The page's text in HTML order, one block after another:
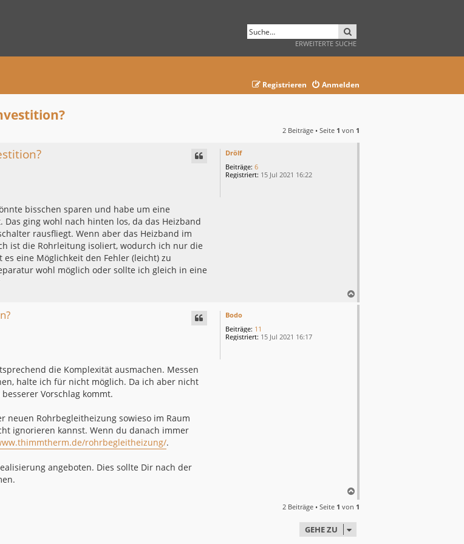
ERWEITERTE SUCHE
Anmelden
Registrieren
2 Beiträge • Seite 1 von 1
Drölf
Beiträge: 6
Registriert: 15 Jul 2021 16:22
bisschen sparen und habe um eine
ging wohl nach hinten los, da das Heizband
rausfliegt. Wenn aber das Heizband im
ist die Rohrleitung isoliert, wodurch ich nur die
eine Möglichkeit den Fehler (leicht) zu
wohl möglich oder sollte ich gleich in eine
a
Bodo
Beiträge: 11
Registriert: 15 Jul 2021 16:17
die Komplexität ausmachen. Messen
halte ich für nicht möglich. Da ich aber nicht
Vorschlag kommt.
neuen Rohrbegleitheizung sowieso im Raum
ignorieren kannst. Wenn du danach immer
rohrbegleitheizung/.
angeboten. Dies sollte Dir nach der
a
c
2 Beiträge • Seite 1 von 1
GEHE ZU